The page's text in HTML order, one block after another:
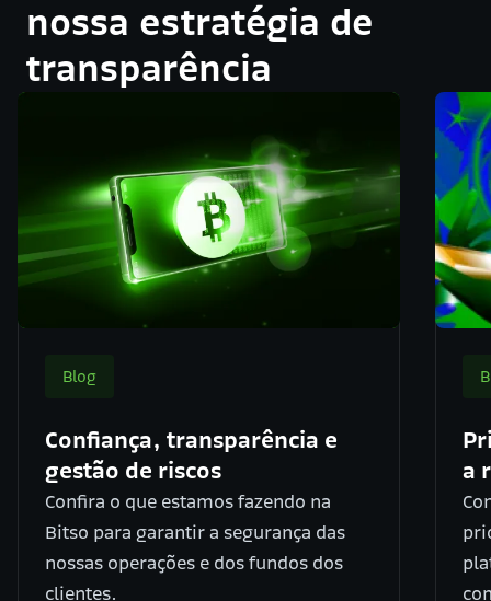
nossa estratégia de
transparência
Blog
Confiança, transparência e
gestão de riscos
Confira o que estamos fazendo na
Bitso para garantir a segurança das
nossas operações e dos fundos dos
clientes.
a